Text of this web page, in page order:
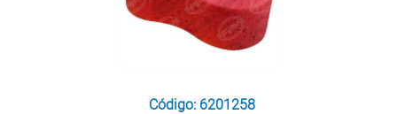
Código: 6201258